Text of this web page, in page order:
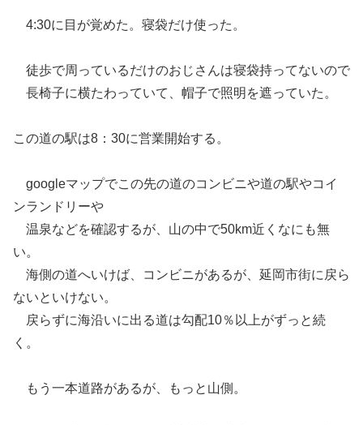
4:30に目が覚めた。寝袋だけ使った。
徒歩で周っているだけのおじさんは寝袋持ってないので
長椅子に横たわっていて、帽子で照明を遮っていた。
この道の駅は8：30に営業開始する。
googleマップでこの先の道のコンビニや道の駅やコイ
ンランドリーや
温泉などを確認するが、山の中で50km近くなにも無
い。
海側の道へいけば、コンビニがあるが、延岡市街に戻ら
ないといけない。
戻らずに海沿いに出る道は勾配10％以上がずっと続
く。
もう一本道路があるが、もっと山側。